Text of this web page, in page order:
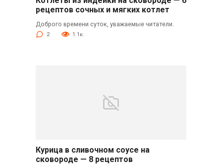
рецептов сочных и мягких котлет
Доброго времени суток, уважаемые читатели.
2 1.1к.
Курица в сливочном соусе на
сковороде — 8 рецептов